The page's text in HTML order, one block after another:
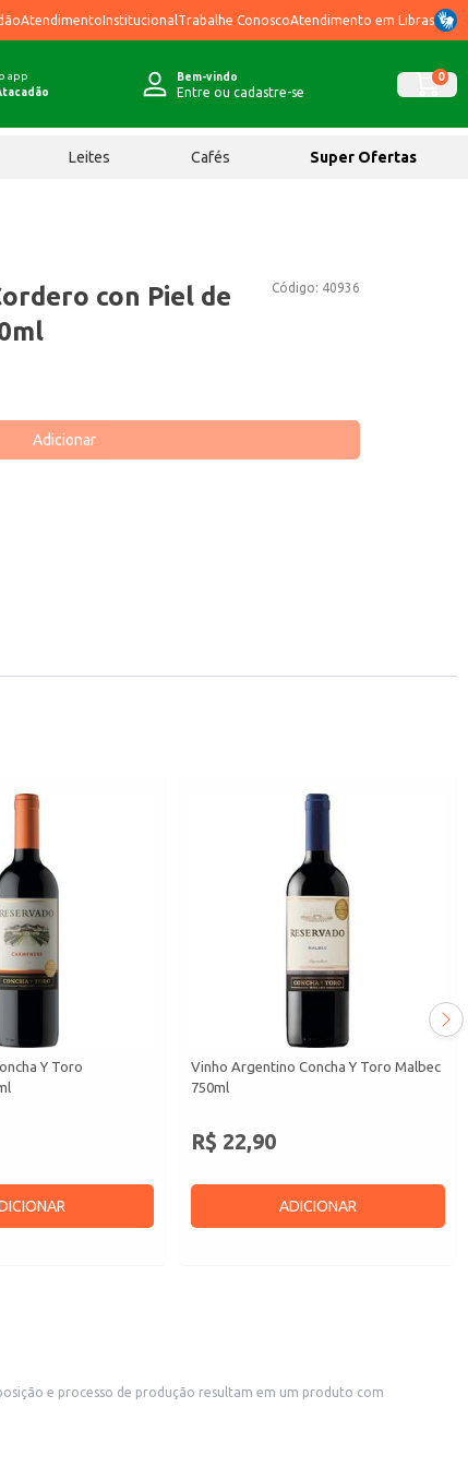
AtendimentoInstitucional Trabalhe ConoscoAtendimento em Libras
app
Bem-vindo
Entre ou cadastre-se
0
Leites Cafés Super Ofertas
Código: 40936
con Piel de
Adicionar
Y Toro
Vinho Argentino Concha Y Toro Malbec
750ml
R$ 22,90
ADICIONAR